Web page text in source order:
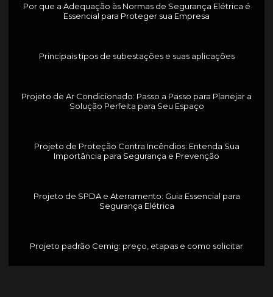
Por que a Adequação às Normas de Segurança Elétrica é
Essencial para Proteger sua Empresa
Principais tipos de subestações e suas aplicações
Projeto de Ar Condicionado: Passo a Passo para Planejar a
Solução Perfeita para Seu Espaço
Projeto de Proteção Contra Incêndios: Entenda Sua
Importância para Segurança e Prevenção
Projeto de SPDA e Aterramento: Guia Essencial para
Segurança Elétrica
Projeto padrão Cemig: preço, etapas e como solicitar